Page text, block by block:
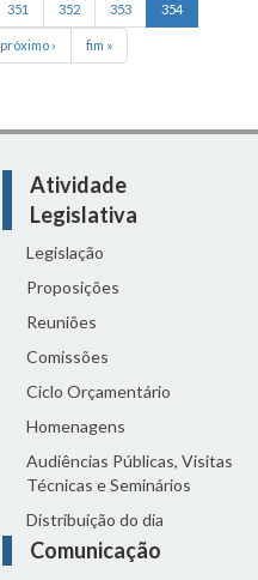
351 352 353 354
próximo › fim »
Atividade
Legislativa
Legislação
Proposições
Reuniões
Comissões
Ciclo Orçamentário
Homenagens
Audiências Públicas, Visitas
Técnicas e Seminários
Distribuição do dia
Comunicação